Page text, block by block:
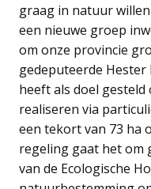
graag in natuur
een nieuwe groep
om onze provincie
gedeputeerde Hester
heeft als doel gesteld
realiseren via
een tekort van 73 ha
regeling gaat het om
van de Ecologische